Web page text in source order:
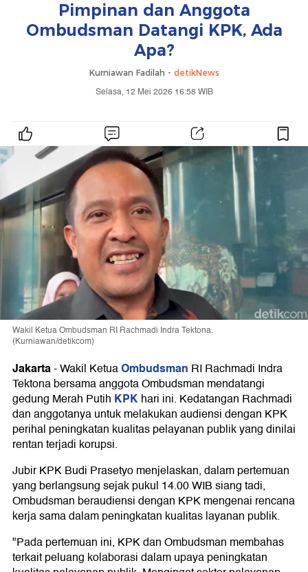
Pimpinan dan Anggota
Ombudsman Datangi KPK, Ada
Apa?
Kurniawan Fadilah - detikNews
Selasa, 12 Mei 2026 16:58 WIB
Wakil Ketua Ombudsman RI Rachmadi Indra Tektona.
(Kurniawan/detikcom)
Jakarta-Wakil KetuaOmbudsman RI Rachmadi Indra
Tektona bersama anggota Ombudsman mendatangi
gedung Merah Putih KPKhari ini. Kedatangan Rachmadi
dan anggotanya untuk melakukan audiensi dengan KPK
perihal peningkatan kualitas pelayanan publik yang dinilai
rentan terjadi korupsi.
Jubir KPK Budi Prasetyo menjelaskan, dalam pertemuan
yang berlangsung sejak pukul 14.00 WIB siang tadi,
Ombudsman beraudiensi dengan KPK mengenai rencana
kerja sama dalam peningkatan kualitas layanan publik.
"Pada pertemuan ini, KPK dan Ombudsman membahas
terkait peluang kolaborasi dalam upaya peningkatan